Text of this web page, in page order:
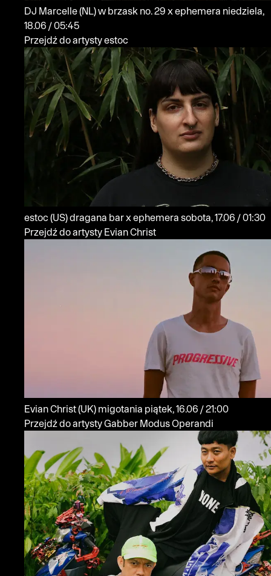
DJ Marcelle(NL)w brzask no. 29 x ephemera niedziela,
18.06 / 05:45
Przejdź do artysty estoc
estoc (US)dragana bar x ephemera
sobota, 17.06 / 01:30
Przejdź do artysty Evian Christ
Evian Christ(UK) migotania
piątek, 16.06 / 21:00
Przejdź do artysty Gabber Modus Operandi